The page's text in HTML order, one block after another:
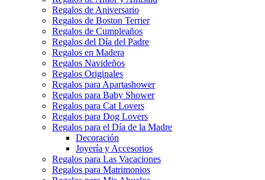
Regalos de Aniversario
Regalos de Boston Terrier
Regalos de Cumpleaños
Regalos del Día del Padre
Regalos en Madera
Regalos Navideños
Regalos Originales
Regalos para Apartashower
Regalos para Baby Shower
Regalos para Cat Lovers
Regalos para Dog Lovers
Regalos para el Día de la Madre
Decoración
Joyería y Accesorios
Regalos para Las Vacaciones
Regalos para Matrimonios